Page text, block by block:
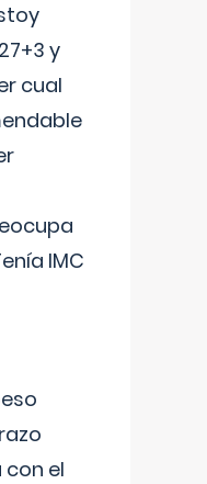
y
cual
IMC
el